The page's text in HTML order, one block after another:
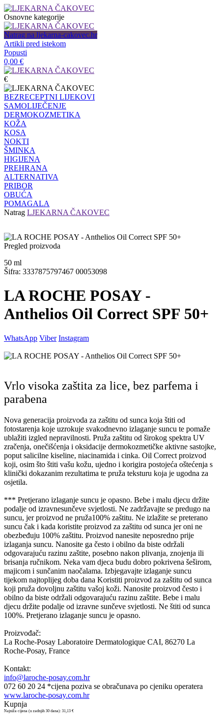
Osnovne kategorije
Natrag na ljekarna-cakovec.hr
Artikli pred istekom
Popusti
0,00 €
€
BEZRECEPTNI LIJEKOVI
SAMOLIJEČENJE
DERMOKOZMETIKA
KOŽA
KOSA
NOKTI
ŠMINKA
HIGIJENA
PREHRANA
ALTERNATIVA
PRIBOR
OBUĆA
POMAGALA
Natrag LJEKARNA ČAKOVEC
Pregled proizvoda
50 ml
Šifra: 3337875797467 00053098
LA ROCHE POSAY -
Anthelios Oil Correct SPF 50+
WhatsApp Viber Instagram
Vrlo visoka zaštita za lice, bez parfema i
parabena
Nova generacija proizvoda za zaštitu od sunca koja štiti od
fotostarenja koje uzrokuje svakodnevno izlaganje suncu te pomaže
ublažiti izgled nepravilnosti. Pruža zaštitu od širokog spektra UV
zračenja, onečišćenja i oksidacije dermokozmetičke aktivne sastojke,
poput salicilne kiseline, niacinamida i cinka. Oil Correct proizvod
koji, osim što štiti vašu kožu, ujedno i korigira postojeća oštećenja s
klinički dokazanim rezultatima te pruža teksturu koja je ugodna za
osjetila.
*** Pretjerano izlaganje suncu je opasno. Bebe i malu djecu držite
podalje od izravnesunčeve svjetlosti. Ne zadržavajte se predugo na
suncu, jer proizvod ne pruža100% zaštitu. Ne izlažite se preterano
suncu čak i kada koristite proizvod za zaštitu od sunca jer oni ne
obezbeđuju 100% zaštitu. Proizvod nanesite neposredno prije
izlaganja suncu. Nanosite ga često i obilno da biste održali
odgovarajuću razinu zaštite, posebno nakon plivanja, znojenja ili
brisanja ručnikom. Neka vam djeca budu dobro pokrivena šeširom,
majicom i sunčanim naočalama. Izbjegavajte izlaganje suncu
tijekom najtoplijeg doba dana Koristiti proizvod za zaštitu od sunca
koji pruža dovoljnu zaštitu vašoj koži. Nanosite proizvod često i
obilno da biste održali odgovarajuću razinu zaštite. Bebe i malu
djecu držite podalje od izravne sunčeve svjetlosti. Ne štiti od sunca
100%. Pretjerano izlaganje suncu je opasno.
Proizvođač:
La Roche-Posay Laboratoire Dermatologique CAI, 86270 La
Roche-Posay, France
Kontakt:
info@laroche-posay.com.hr
072 60 20 24 *cijena poziva se obračunava po cjeniku operatera
www.laroche-posay.com.hr
Kupnja
Najniža cijena (u zadnjih 30 dana): 31,13 €